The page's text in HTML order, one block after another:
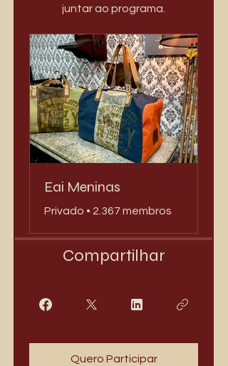
juntar ao programa.
Eai Meninas
Privado • 2.367 membros
Compartilhar
Quero Participar